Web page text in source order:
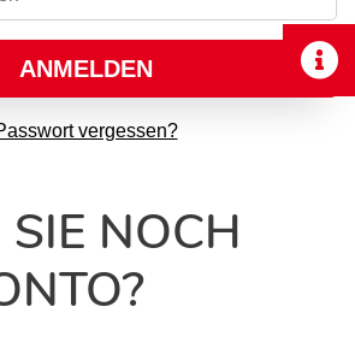
ANMELDEN
vergessen?
NOCH